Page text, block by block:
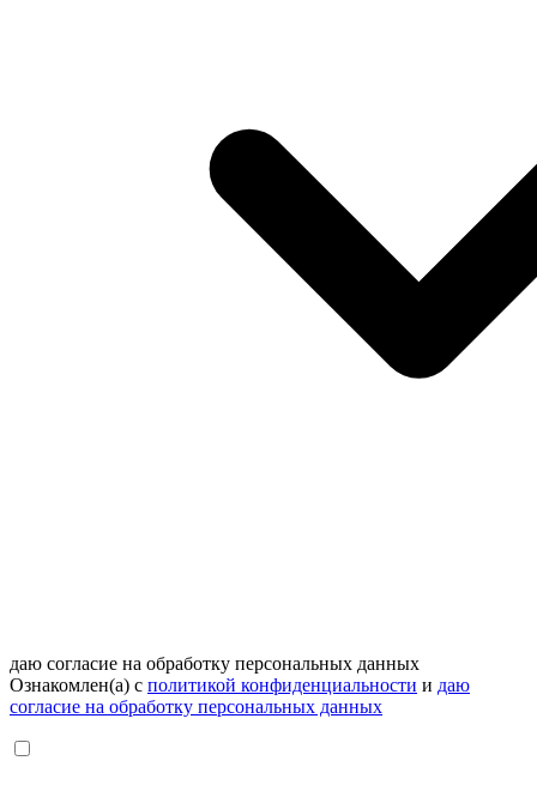
даю согласие на обработку персональных данных
Ознакомлен(а) с политикой конфиденциальности и даю
согласие на обработку персональных данных